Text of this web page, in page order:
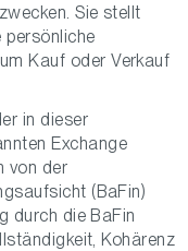
Sie stellt
persönliche
Kauf oder Verkauf
in dieser
Exchange
von der
(BaFin)
durch die BaFin
Kohärenz